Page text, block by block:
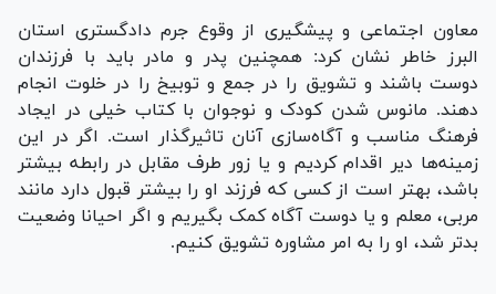
معاون اجتماعی و پیشگیری از وقوع جرم دادگستری استان
البرز خاطر نشان کرد: همچنین پدر و مادر باید با فرزندان
دوست باشند و تشویق را در جمع و توبیخ را در خلوت انجام
دهند. مانوس شدن کودک و نوجوان با کتاب خیلی در ایجاد
فرهنگ مناسب و آگاه‌سازی آنان تاثیرگذار است. اگر در این
زمینه‌ها دیر اقدام کردیم و یا زور طرف مقابل در رابطه بیشتر
باشد، بهتر است از کسی که فرزند او را بیشتر قبول دارد مانند
مربی، معلم و یا دوست آگاه کمک بگیریم و اگر احیانا وضعیت
بدتر شد، او را به امر مشاوره تشویق کنیم.